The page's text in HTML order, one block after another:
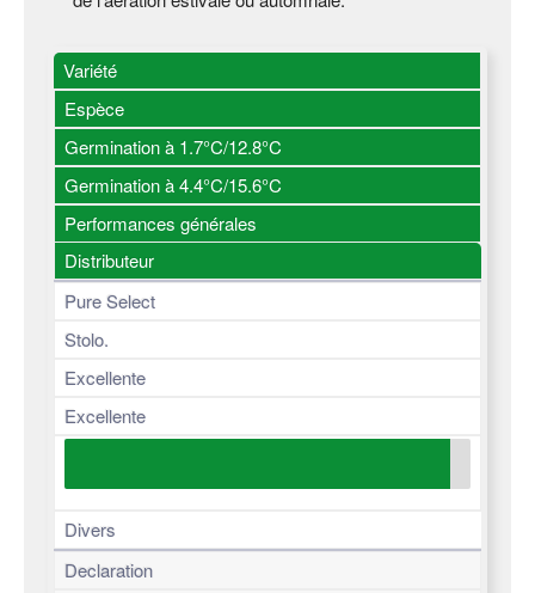
Variété
Espèce
Germination à 1.7°C/12.8°C
Germination à 4.4°C/15.6°C
Performances générales
Distributeur
Pure Select
Stolo.
Excellente
Excellente
Divers
Declaration